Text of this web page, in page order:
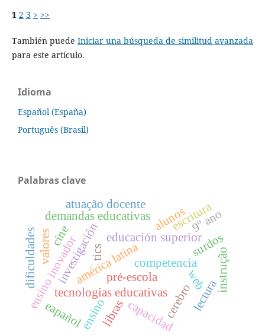
1 2 3 > >>
También puede Iniciar una búsqueda de similitud avanzada
para este artículo.
Idioma
Español (España)
Português (Brasil)
Palabras clave
cerebro
américa latina
tecnologias educativas
investigación competencia
capacidad
web
educación superior
demandas educativas
ensino inovador
dificuldades
libras
ensino
alunos
surdos
atuação docente
cine
lectura
escritura
eapañol
pré-escola
valores instrução
tics
9º ano